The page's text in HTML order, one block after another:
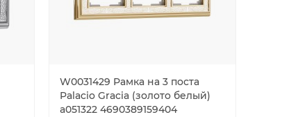
W0031429 Рамка на 3 поста
Palacio Gracia (золото белый)
a051322 4690389159404